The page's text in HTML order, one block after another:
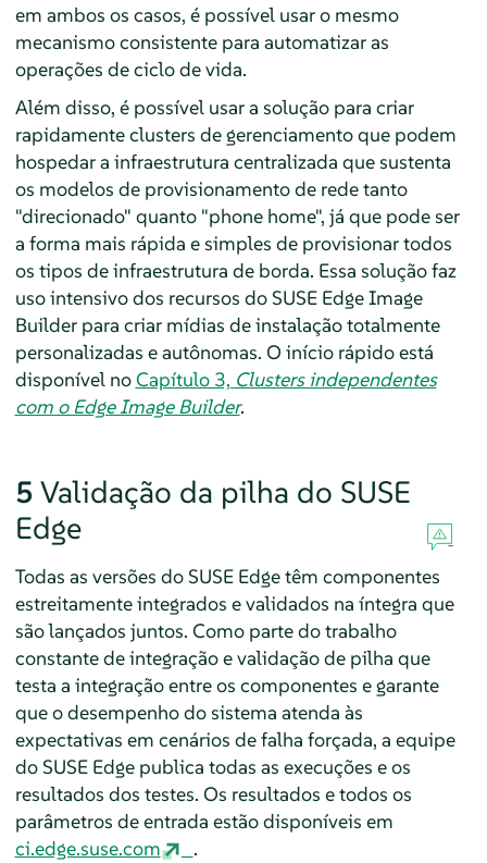
em ambos os casos, é possível usar o mesmo
mecanismo consistente para automatizar as
operações de ciclo de vida.
Além disso, é possível usar a solução para criar
rapidamente clusters de gerenciamento que podem
hospedar a infraestrutura centralizada que sustenta
os modelos de provisionamento de rede tanto
"direcionado" quanto "phone home", já que pode ser
a forma mais rápida e simples de provisionar todos
os tipos de infraestrutura de borda. Essa solução faz
uso intensivo dos recursos do SUSE Edge Image
Builder para criar mídias de instalação totalmente
personalizadas e autônomas. O início rápido está
disponível noCapítulo 3, Clusters independentes
com o Edge Image Builder.
5 Validação da pilha do SUSE
Edge
Todas as versões do SUSE Edge têm componentes
estreitamente integrados e validados na íntegra que
são lançados juntos. Como parte do trabalho
constante de integração e validação de pilha que
testa a integração entre os componentes e garante
que o desempenho do sistema atenda às
expectativas em cenários de falha forçada, a equipe
do SUSE Edge publica todas as execuções e os
resultados dos testes. Os resultados e todos os
parâmetros de entrada estão disponíveis em
ci.edge.suse.com
.